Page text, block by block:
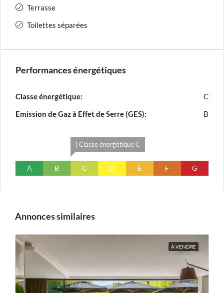
Terrasse
Toilettes séparées
Performances énergétiques
Classe énergétique:
C
Emission de Gaz à Effet de Serre (GES):
B
A B
| Classe énergétique C
C D E F G
Annonces similaires
À VENDRE